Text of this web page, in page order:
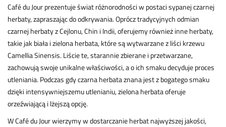
Café du Jour prezentuje świat różnorodności w postaci sypanej czarnej
herbaty, zapraszając do odkrywania. Oprócz tradycyjnych odmian
czarnej herbaty z Cejlonu, Chin i Indii, oferujemy również inne herbaty,
takie jak biała i zielona herbata, które są wytwarzane z liści krzewu
Camellia Sinensis. Liście te, starannie zbierane i przetwarzane,
zachowują swoje unikalne właściwości, a o ich smaku decyduje proces
utleniania. Podczas gdy czarna herbata znana jest z bogatego smaku
dzięki intensywniejszemu utlenianiu, zielona herbata oferuje
orzeźwiającą i lżejszą opcję.
W Café du Jour wierzymy w dostarczanie herbat najwyższej jakości,